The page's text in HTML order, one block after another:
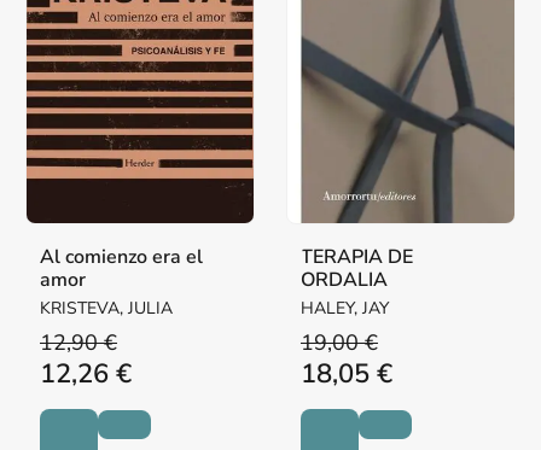
Al comienzo era el
amor
KRISTEVA, JULIA
12,90 €
12,26 €
TERAPIA DE
ORDALIA
HALEY, JAY
19,00 €
18,05 €